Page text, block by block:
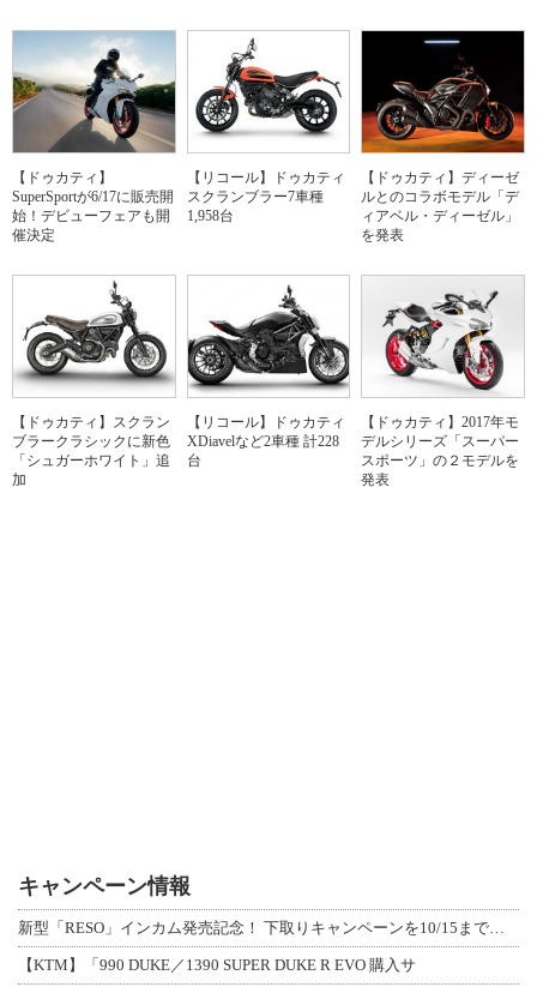
【ドゥカティ】
SuperSportが6/17に販売開
始！デビューフェアも開
催決定
【リコール】ドゥカティ
スクランブラー7車種
1,958台
【ドゥカティ】ディーゼ
ルとのコラボモデル「デ
ィアベル・ディーゼル」
を発表
【ドゥカティ】スクラン
ブラークラシックに新色
「シュガーホワイト」追
加
【リコール】ドゥカティ
XDiavelなど2車種 計228
台
【ドゥカティ】2017年モ
デルシリーズ「スーパー
スポーツ」の２モデルを
発表
キャンペーン情報
新型「RESO」インカム発売記念！ 下取りキャンペーンを10/15まで延長して開
【KTM】「990 DUKE／1390 SUPER DUKE R EVO 購入サ